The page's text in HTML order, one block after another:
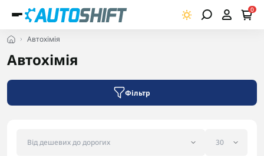
0
Автохімія
Автохімія
Фільтр